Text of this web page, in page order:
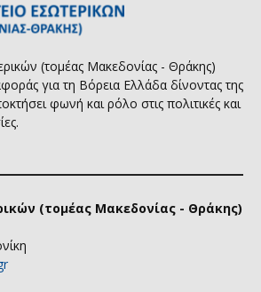
(τομέας Μακεδονίας - Θράκης)
για τη Βόρεια Ελλάδα δίνοντας της
φωνή και ρόλο στις πολιτικές και
(τομέας Μακεδονίας - Θράκης)